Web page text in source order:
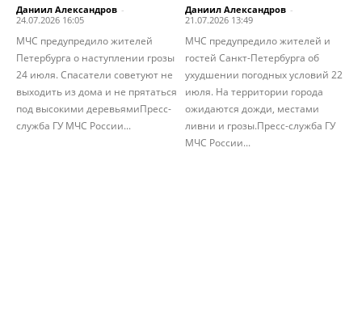
Даниил Александров -
24.07.2026 16:05
МЧС предупредило жителей
Петербурга о наступлении грозы
24 июля. Спасатели советуют не
выходить из дома и не прятаться
под высокими деревьямиПресс-
служба ГУ МЧС России...
Даниил Александров -
21.07.2026 13:49
МЧС предупредило жителей и
гостей Санкт-Петербурга об
ухудшении погодных условий 22
июля. На территории города
ожидаются дожди, местами
ливни и грозы.Пресс-служба ГУ
МЧС России...